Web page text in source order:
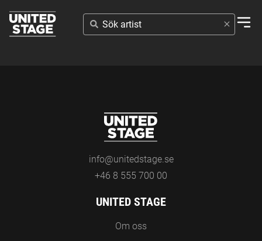
SÖK
ARTIST
info@unitedstage.se
+46 8 555 700 00
UNITED STAGE
Om oss